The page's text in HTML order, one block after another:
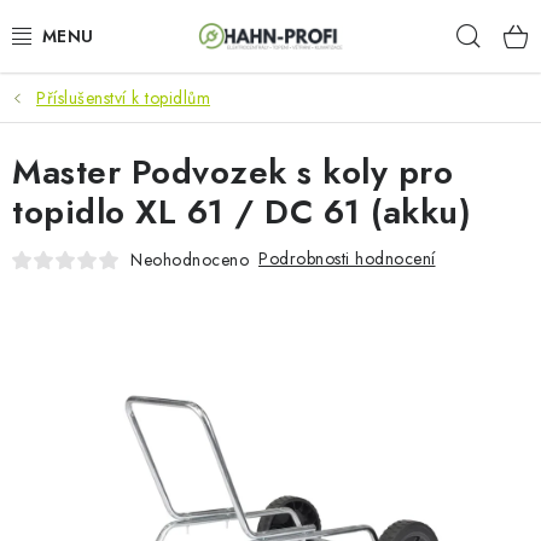
na
KLIMATIZACE
ELEKTROCENTRÁLY
ZAHRADNÍ TECHNIKA
ODVLHČOVAČE
Příslušenství k topidlům
Master Podvozek s koly pro
topidlo XL 61 / DC 61 (akku)
Neohodnoceno Podrobnosti hodnocení